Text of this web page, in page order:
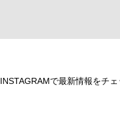
INSTAGRAMで最新情報をチェ